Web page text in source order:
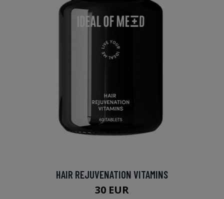
HAIR REJUVENATION VITAMINS
30 EUR